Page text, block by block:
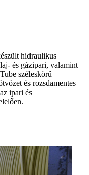
hidraulikus
és gázipari, valamint
széleskörű
és rozsdamentes
ipari és